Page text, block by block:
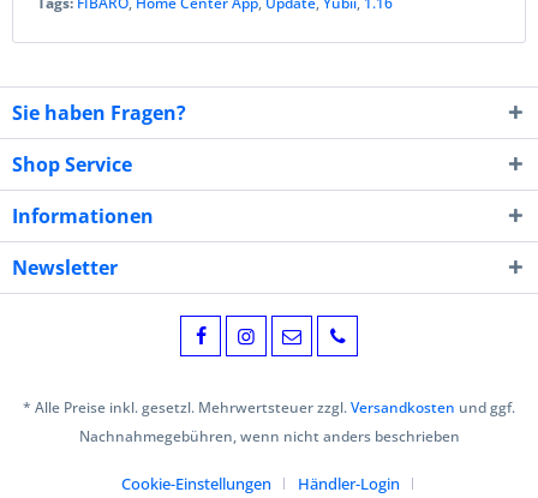
Sie haben Fragen?
Shop Service
Informationen
Newsletter
* Alle Preise inkl. gesetzl. Mehrwertsteuer zzgl.Versandkosten und ggf.
Nachnahmegebühren, wenn nicht anders beschrieben
Cookie-Einstellungen
Händler-Login